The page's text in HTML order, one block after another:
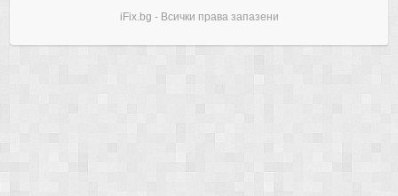
iFix.bg - Всички права запазени